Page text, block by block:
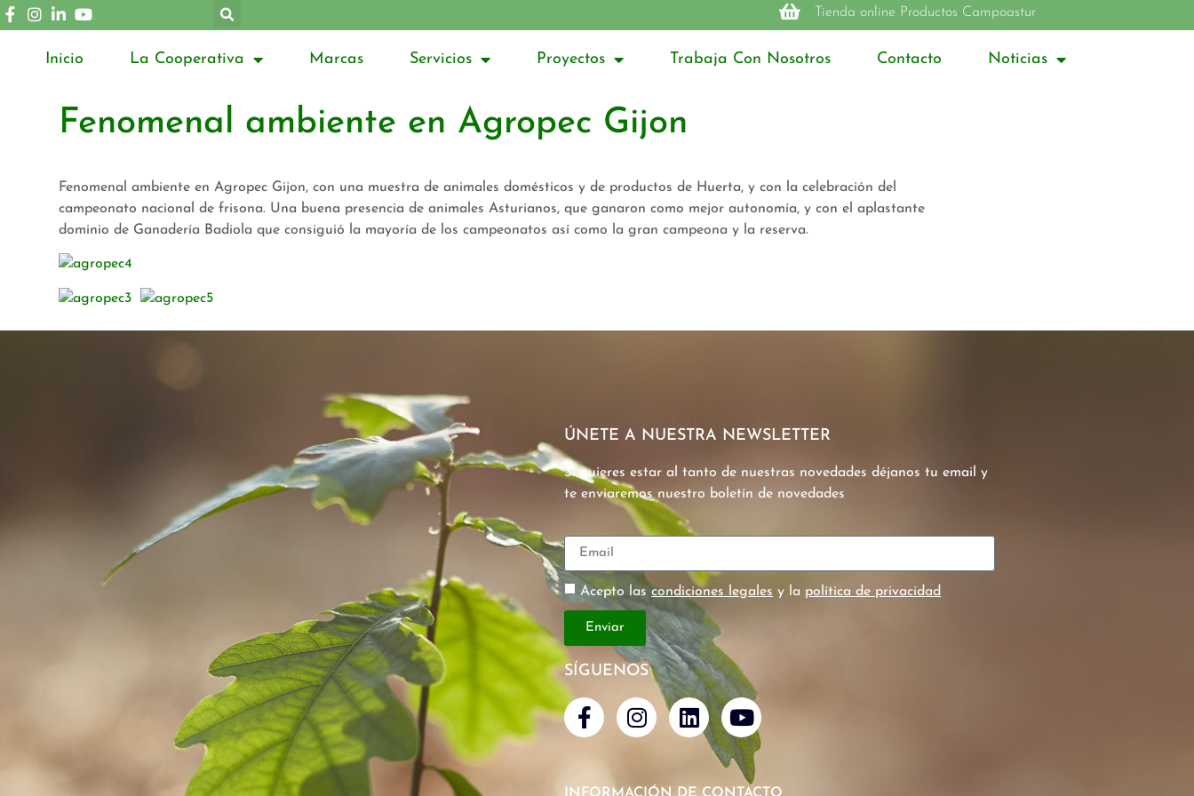
Tienda online Productos Campoastur
Inicio La Cooperativa Marcas Servicios Proyectos Trabaja Con Nosotros Contacto Noticias
Fenomenal ambiente en Agropec Gijon
Fenomenal ambiente en Agropec Gijon, con una muestra de animales domésticos y de productos de Huerta, y con la celebración del
campeonato nacional de frisona. Una buena presencia de animales Asturianos, que ganaron como mejor autonomía, y con el aplastante
dominio de Ganadería Badiola que consiguió la mayoría de los campeonatos así como la gran campeona y la reserva.
ÚNETE A NUESTRA NEWSLETTER
Si quieres estar al tanto de nuestras novedades déjanos tu email y
te enviaremos nuestro boletín de novedades
Acepto lascondiciones legales y la política de privacidad
Enviar
SÍGUENOS
INFORMACIÓN DE CONTACTO